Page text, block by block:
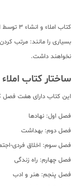
کتاب
بسیاری را مانند: مرتب
نخواهند داشت.
ساختار کتاب
این کتاب دارای هفت
فصل اول: نهادها
فصل دوم: بهداشت
فصل سوم: اخلاق فردی-
فصل چهارم: راه زندگی
فصل پنجم: هنر و ادب